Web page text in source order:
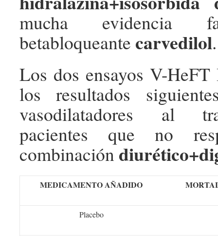
mucha evidencia
betabloqueante carvedilol.
Los dos ensayos V-
los resultados
vasodilatadores al
pacientes que no
combinación
MEDICAMENTO AÑADIDO
Placebo